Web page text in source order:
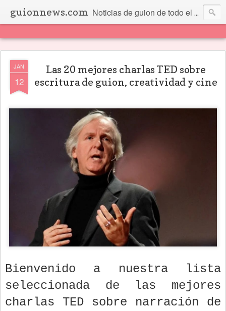
guionnews.com Noticias de guion de todo el mundo... Y más.
JAN
12
Las 20 mejores charlas TED sobre
escritura de guion, creatividad y cine
Bienvenido a nuestra lista
seleccionada de las mejores
charlas TED sobre narración de